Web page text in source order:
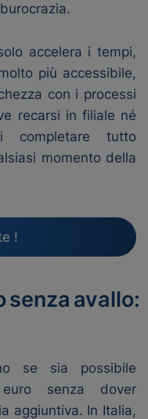
accelera i tempi,
più accessibile,
con i processi
recarsi in filiale né
completare tutto
momento della
!
senza avallo:
se sia possibile
euro senza dover
aggiuntiva. In Italia,